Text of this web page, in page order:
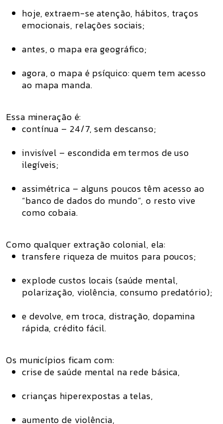
hoje, extraem-seatenção, hábitos, traços
emocionais, relações sociais;
antes, o mapa era geográfico;
agora, o mapa é psíquico: quem tem acesso
ao mapa manda.
Essa mineração é:
contínua – 24/7, sem descanso;
invisível – escondida em termos de uso
ilegíveis;
assimétrica – alguns poucos têm acesso ao
“banco de dados do mundo”, o resto vive
como cobaia.
Como qualquer extração colonial, ela:
transfere riqueza de muitos para poucos;
explodecustos locais (saúde mental,
polarização, violência, consumo predatório);
e devolve, em troca, distração, dopamina
rápida, crédito fácil.
Os municípios ficam com:
crise de saúde mental na rede básica,
crianças hiperexpostas a telas,
aumento de violência,